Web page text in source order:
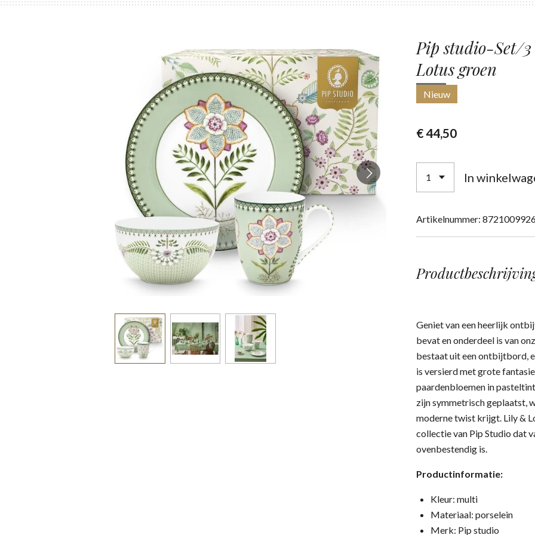
Pip studio-Set/
Lotus groen
Nieuw
€ 44,50
In
Artikelnummer:
Geniet van een heerlijk
bevat en onderdeel is van
bestaat uit een ontbijtbord,
is versierd met grote
paardenbloemen in
zijn symmetrisch geplaatst,
moderne twist krijgt. Lily &
collectie van Pip Studio dat
ovenbestendig is.
Productinformatie:
Kleur: multi
Materiaal: porselein
Merk: Pip studio